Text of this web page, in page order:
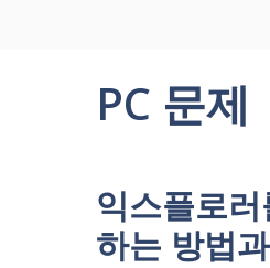
PC 문제
익스플로
하는 방법